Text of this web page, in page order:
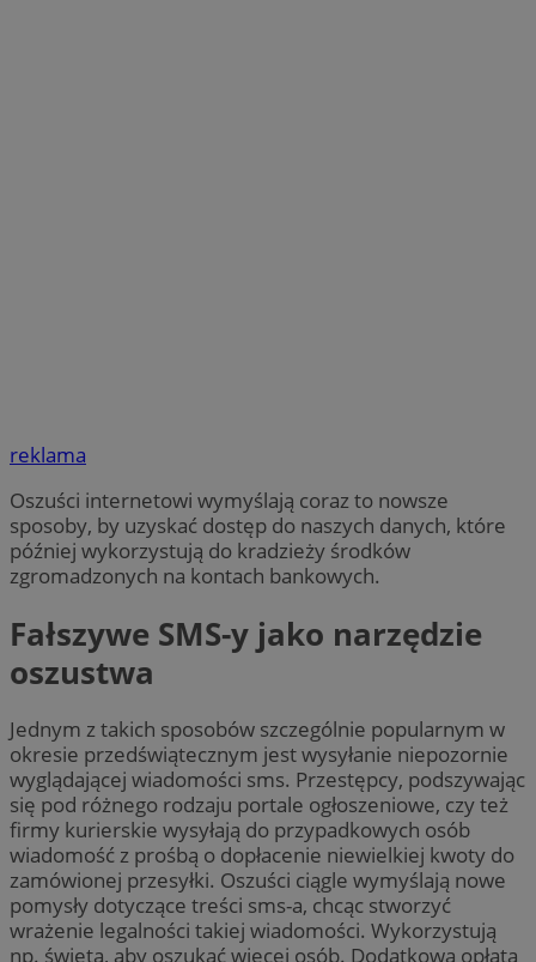
reklama
Oszuści internetowi wymyślają coraz to nowsze
sposoby, by uzyskać dostęp do naszych danych, które
później wykorzystują do kradzieży środków
zgromadzonych na kontach bankowych.
Fałszywe SMS-y jako narzędzie
oszustwa
Jednym z takich sposobów szczególnie popularnym w
okresie przedświątecznym jest wysyłanie niepozornie
wyglądającej wiadomości sms. Przestępcy, podszywając
się pod różnego rodzaju portale ogłoszeniowe, czy też
firmy kurierskie wysyłają do przypadkowych osób
wiadomość z prośbą o dopłacenie niewielkiej kwoty do
zamówionej przesyłki. Oszuści ciągle wymyślają nowe
pomysły dotyczące treści sms-a, chcąc stworzyć
wrażenie legalności takiej wiadomości. Wykorzystują
np. święta, aby oszukać więcej osób. Dodatkowa opłata